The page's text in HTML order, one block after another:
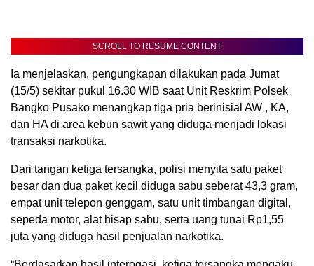
SCROLL TO RESUME CONTENT
Ia menjelaskan, pengungkapan dilakukan pada Jumat
(15/5) sekitar pukul 16.30 WIB saat Unit Reskrim Polsek
Bangko Pusako menangkap tiga pria berinisial AW , KA,
dan HA di area kebun sawit yang diduga menjadi lokasi
transaksi narkotika.
Dari tangan ketiga tersangka, polisi menyita satu paket
besar dan dua paket kecil diduga sabu seberat 43,3 gram,
empat unit telepon genggam, satu unit timbangan digital,
sepeda motor, alat hisap sabu, serta uang tunai Rp1,55
juta yang diduga hasil penjualan narkotika.